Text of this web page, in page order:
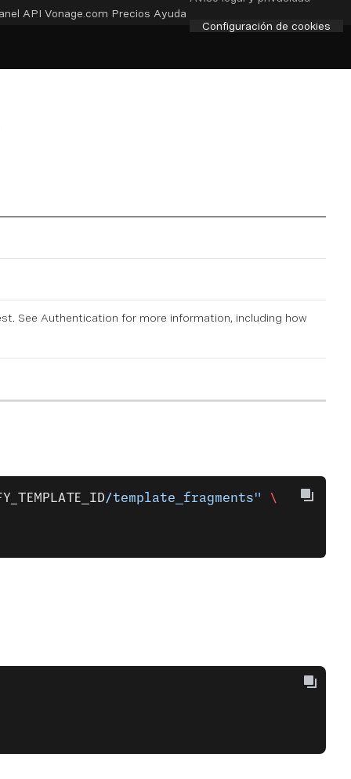
API Vonage.com Precios Ayuda
Configuración de cookies
See Authentication for more information, including how
/template_fragments"
\